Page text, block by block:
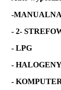
-
- 2-
- LPG
-
-